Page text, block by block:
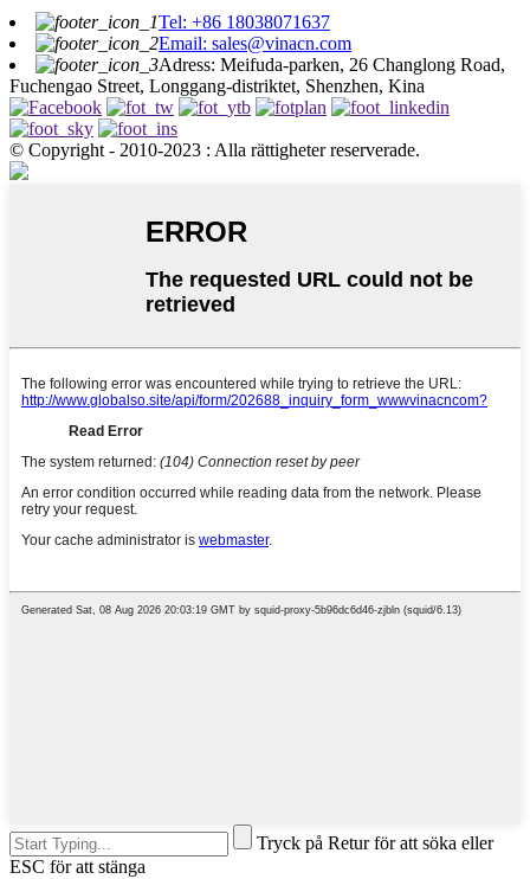
Tel: +86 18038071637
Email: sales@vinacn.com
Adress: Meifuda-parken, 26 Changlong Road,
Fuchengao Street, Longgang-distriktet, Shenzhen, Kina
© Copyright - 2010-2023 : Alla rättigheter reserverade.
Tryck på Retur för att söka eller
ESC för att stänga